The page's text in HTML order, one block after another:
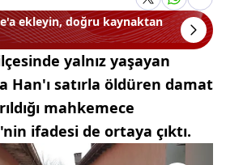
ekleyin, doğru kaynaktan
yalnız yaşayan
Han'ı satırla öldüren damat
mahkemece
ifadesi de ortaya çıktı.